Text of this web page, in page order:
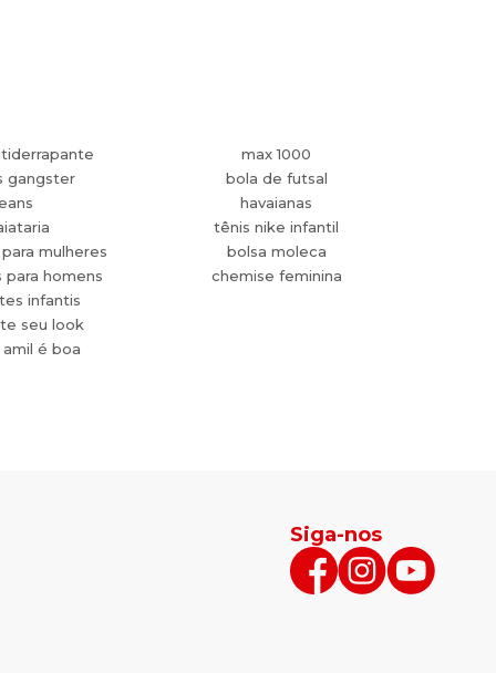
gangster
mulheres
homens
infantis
seu look
é boa
max 1000
bola de futsal
havaianas
tênis nike infantil
bolsa moleca
chemise feminina
Siga-nos